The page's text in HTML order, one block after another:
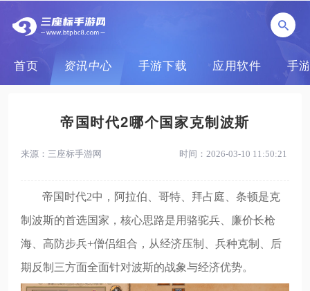
首页 资讯中心 手游下载 应用软件 手
帝国时代2哪个国家克制波斯
来源：三座标手游网 时间：2026-03-10 11:50:21
帝国时代2中，阿拉伯、哥特、拜占庭、条顿是克
制波斯的首选国家，核心思路是用骆驼兵、廉价长枪
海、高防步兵+僧侣组合，从经济压制、兵种克制、后
期反制三方面全面针对波斯的战象与经济优势。